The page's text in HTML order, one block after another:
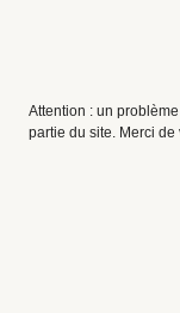
Attention : un
partie du site. Merci de